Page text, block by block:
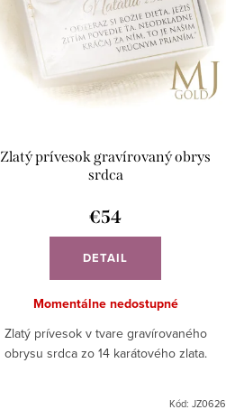
Zlatý prívesok gravírovaný obrys
srdca
€54
DETAIL
Momentálne nedostupné
Zlatý prívesok v tvare gravírovaného
obrysu srdca zo 14 karátového zlata.
Kód: JZ0626